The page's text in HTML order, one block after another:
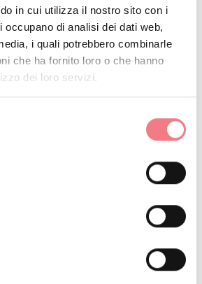
in cui utilizza il nostro sito con i
occupano di analisi dei dati web,
i quali potrebbero combinarle
che ha fornito loro o che hanno
dei loro servizi.
CONTATTO
delle Dolomiti Bellunesi!
informazioni, itinerari, idee e
vacanza in ogni stagione.